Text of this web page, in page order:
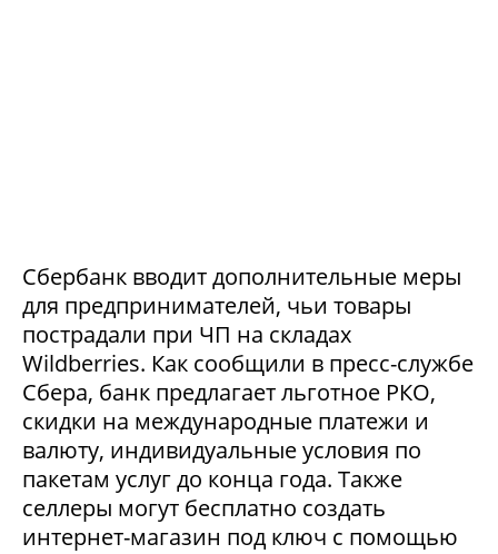
Сбербанк вводит дополнительные меры
для предпринимателей, чьи товары
пострадали при ЧП на складах
Wildberries. Как сообщили в пресс-службе
Сбера, банк предлагает льготное РКО,
скидки на международные платежи и
валюту, индивидуальные условия по
пакетам услуг до конца года. Также
селлеры могут бесплатно создать
интернет-магазин под ключ с помощью